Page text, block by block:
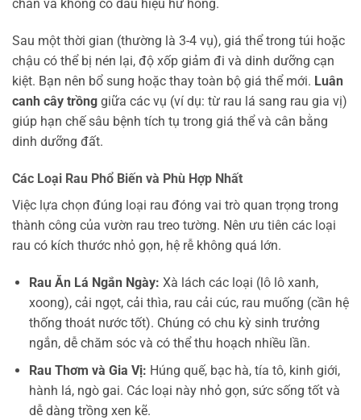
chắn và không có dấu hiệu hư hỏng.
Sau một thời gian (thường là 3-4 vụ), giá thể trong túi hoặc
chậu có thể bị nén lại, độ xốp giảm đi và dinh dưỡng cạn
kiệt. Bạn nên bổ sung hoặc thay toàn bộ giá thể mới. Luân
canh cây trồng giữa các vụ (ví dụ: từ rau lá sang rau gia vị)
giúp hạn chế sâu bệnh tích tụ trong giá thể và cân bằng
dinh dưỡng đất.
Các Loại Rau Phổ Biến và Phù Hợp Nhất
Việc lựa chọn đúng loại rau đóng vai trò quan trọng trong
thành công của vườn rau treo tường. Nên ưu tiên các loại
rau có kích thước nhỏ gọn, hệ rễ không quá lớn.
Rau Ăn Lá Ngắn Ngày: Xà lách các loại (lô lô xanh,
xoong), cải ngọt, cải thìa, rau cải cúc, rau muống (cần hệ
thống thoát nước tốt). Chúng có chu kỳ sinh trưởng
ngắn, dễ chăm sóc và có thể thu hoạch nhiều lần.
Rau Thơm và Gia Vị: Húng quế, bạc hà, tía tô, kinh giới,
hành lá, ngò gai. Các loại này nhỏ gọn, sức sống tốt và
dễ dàng trồng xen kẽ.